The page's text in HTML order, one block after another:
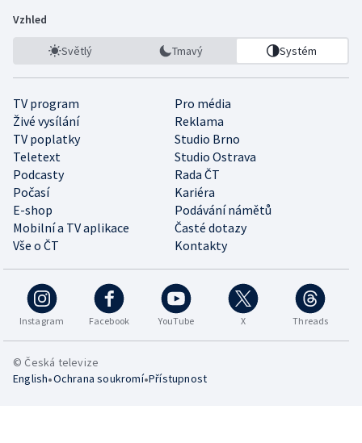
Vzhled
Světlý Tmavý Systém
TV program
Pro média
Živé vysílání
Reklama
TV poplatky
Studio Brno
Teletext
Studio Ostrava
Podcasty
Rada ČT
Počasí
Kariéra
E-shop
Podávání námětů
Mobilní a TV aplikace
Časté dotazy
Vše o ČT
Kontakty
Instagram Facebook YouTube X Threads
© Česká televize
English•Ochrana soukromí•Přístupnost